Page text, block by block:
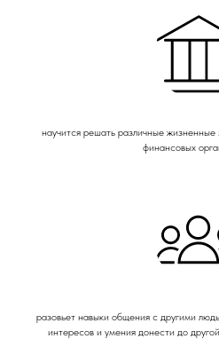
научится решать различные жизненные
финансовых
разовьет навыки общения с другими
интересов и умения донести до